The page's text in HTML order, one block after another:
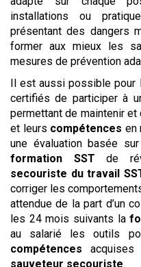
installations ou
présentant des dangers
former aux mieux les
mesures de prévention
Il est aussi possible pour
certifiés de participer à
permettant de maintenir et
et leurs compétences en
une évaluation basée
formation SST de
secouriste du travail
corriger les
attendue de la part d’un
les 24 mois suivants la
au salarié les outils
compétences
sauveteur secouriste.